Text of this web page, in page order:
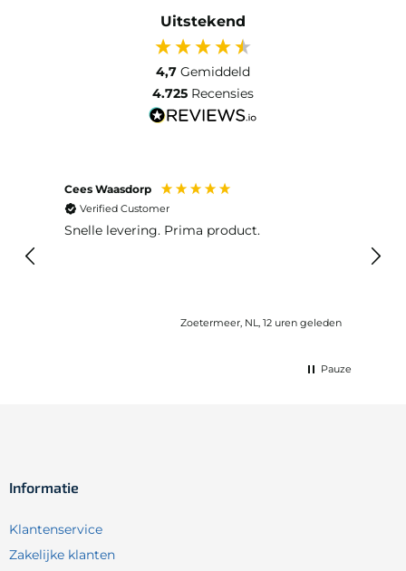
Uitstekend
4,7 Gemiddeld
4.725 Recensies
Cees Waasdorp
Verified Customer
Snelle levering. Prima product.
Zoetermeer, NL, 12 uren geleden
lang
Pauze
Informatie
Klantenservice
Zakelijke klanten